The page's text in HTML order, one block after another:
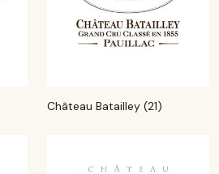
Château Batailley (21)